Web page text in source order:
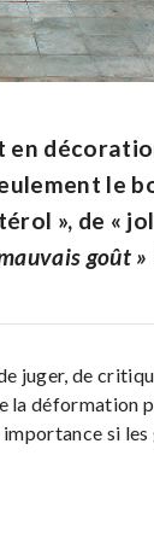
le
», de «
goût »
juger, de
la déformation
si